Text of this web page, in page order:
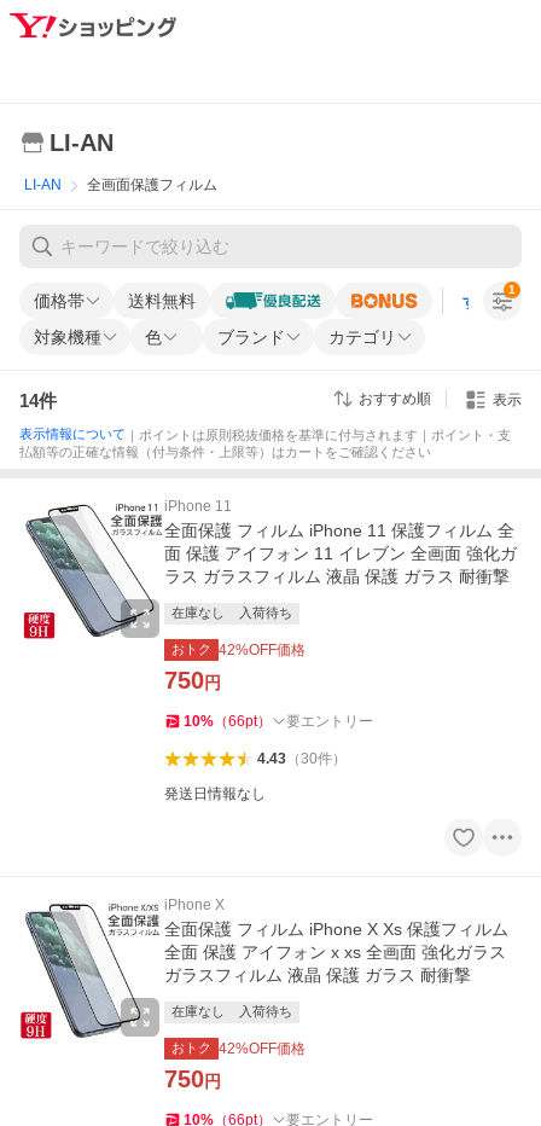
LI-AN
LI-AN 全画面保護フィルム
価格帯 送料無料 すべての条
対象機種 色 ブランド カテゴリ
1
14件 おすすめ順 表示
表示情報について ｜ポイントは原則税抜価格を基準に付与されます｜ポイント・支
払額等の正確な情報（付与条件・上限等）はカートをご確認ください
iPhone 11
全面保護 フィルム iPhone 11 保護フィルム 全
面 保護 アイフォン 11 イレブン 全画面 強化ガ
ラス ガラスフィルム 液晶 保護 ガラス 耐衝撃
在庫なし 入荷待ち
おトク 42%OFF価格
750円
10% （66pt） 要エントリー
4.43（30件）
発送日情報なし
iPhone X
全面保護 フィルム iPhone X Xs 保護フィルム
全面 保護 アイフォン x xs 全画面 強化ガラス
ガラスフィルム 液晶 保護 ガラス 耐衝撃
在庫なし 入荷待ち
おトク 42%OFF価格
750円
10% （66pt） 要エントリー